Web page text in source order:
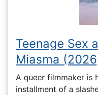
Teenage Sex
Miasma
A queer filmmaker is
installment of a